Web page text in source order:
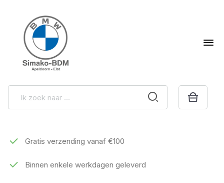
Gratis verzending vanaf €100
Binnen enkele werkdagen geleverd